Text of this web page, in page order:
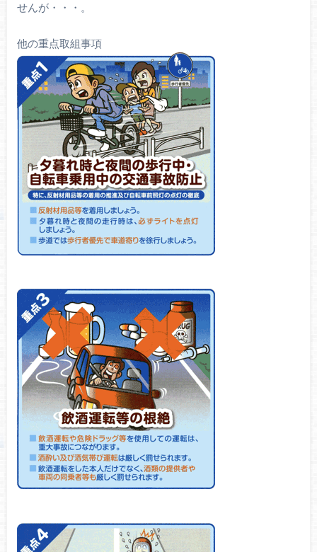
せんが・・・。
他の重点取組事項